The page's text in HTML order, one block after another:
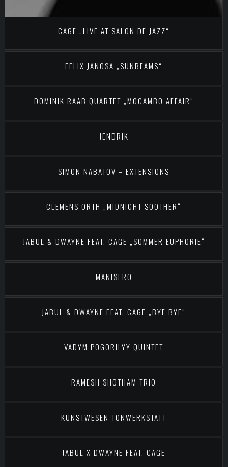
CAGE „LIVE AT SALON DE JAZZ“
FELIX JANOSA „SUNBEAMS“
DOMINIK RAAB QUARTET „MOCAMBO AFFAIR“
JENDRIK
SIMON NABATOV – EXTENSIONS
CLEMENS ORTH „MIDNIGHT SOOTHER“
JABUL & DWAYNE FEAT. CAGE „SOMMER EUPHORIE“
MANISERO
JABUL & DWAYNE FEAT. CAGE „BYE BYE“
VADYM POGORILYY QUINTET
RAMESH SHOTHAM TRIO
KUNSTWESEN TONWERKSTATT
JABUL X DWAYNE FEAT. CAGE